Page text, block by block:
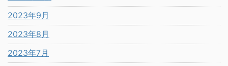
2023年9月
2023年8月
2023年7月